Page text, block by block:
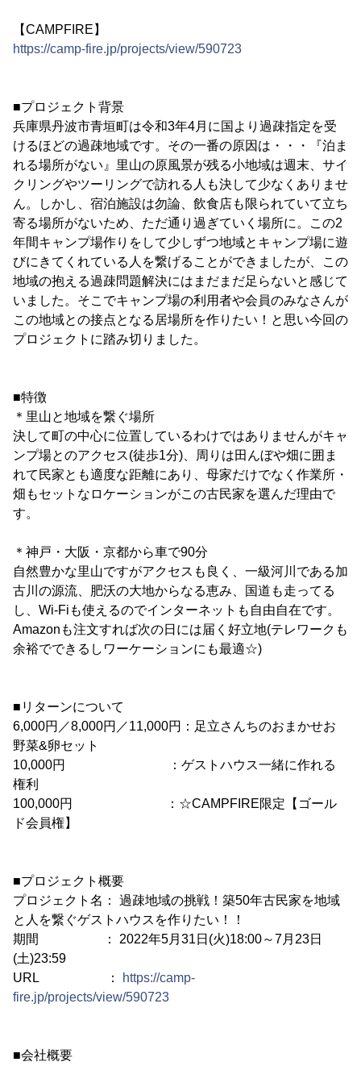
【CAMPFIRE】
https://camp-fire.jp/projects/view/590723
■プロジェクト背景
兵庫県丹波市青垣町は令和3年4月に国より過疎指定を受
けるほどの過疎地域です。その一番の原因は・・・『泊ま
れる場所がない』里山の原風景が残る小地域は週末、サイ
クリングやツーリングで訪れる人も決して少なくありませ
ん。しかし、宿泊施設は勿論、飲食店も限られていて立ち
寄る場所がないため、ただ通り過ぎていく場所に。この2
年間キャンプ場作りをして少しずつ地域とキャンプ場に遊
びにきてくれている人を繋げることができましたが、この
地域の抱える過疎問題解決にはまだまだ足らないと感じて
いました。そこでキャンプ場の利用者や会員のみなさんが
この地域との接点となる居場所を作りたい！と思い今回の
プロジェクトに踏み切りました。
■特徴
＊里山と地域を繋ぐ場所
決して町の中心に位置しているわけではありませんがキャ
ンプ場とのアクセス(徒歩1分)、周りは田んぼや畑に囲ま
れて民家とも適度な距離にあり、母家だけでなく作業所・
畑もセットなロケーションがこの古民家を選んだ理由で
す。
＊神戸・大阪・京都から車で90分
自然豊かな里山ですがアクセスも良く、一級河川である加
古川の源流、肥沃の大地からなる恵み、国道も走ってる
し、Wi-Fiも使えるのでインターネットも自由自在です。
Amazonも注文すれば次の日には届く好立地(テレワークも
余裕でできるしワーケーションにも最適☆)
■リターンについて
6,000円／8,000円／11,000円：足立さんちのおまかせお
野菜&卵セット
10,000円 ：ゲストハウス一緒に作れる
権利
100,000円 ：☆CAMPFIRE限定【ゴール
ド会員権】
■プロジェクト概要
プロジェクト名： 過疎地域の挑戦！築50年古民家を地域
と人を繋ぐゲストハウスを作りたい！！
期間 ： 2022年5月31日(火)18:00～7月23日
(土)23:59
URL ：
https://camp-
fire.jp/projects/view/590723
■会社概要